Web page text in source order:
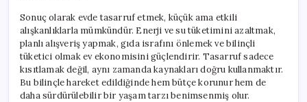
Sonuç olarak evde tasarruf etmek, küçük ama etkili
alışkanlıklarla mümkündür. Enerji ve su tüketimini azaltmak,
planlı alışveriş yapmak, gıda israfını önlemek ve bilinçli
tüketici olmak ev ekonomisini güçlendirir. Tasarruf sadece
kısıtlamak değil, aynı zamanda kaynakları doğru kullanmaktır.
Bu bilinçle hareket edildiğinde hem bütçe korunur hem de
daha sürdürülebilir bir yaşam tarzı benimsenmiş olur.